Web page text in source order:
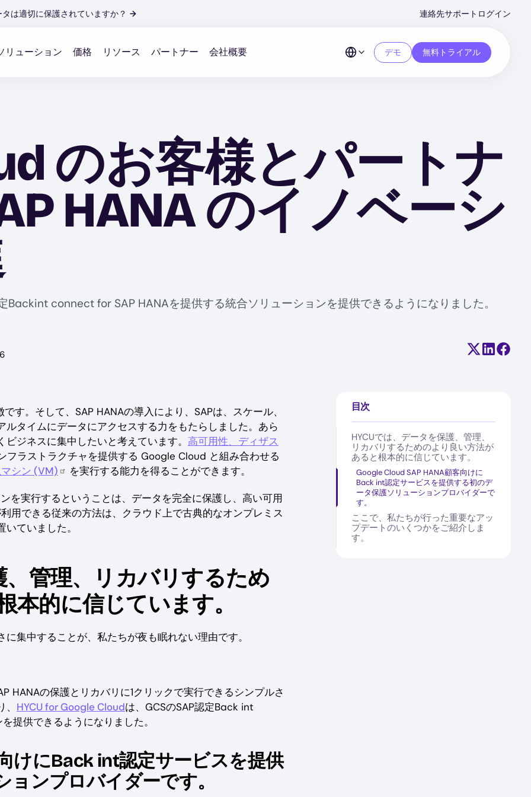
は適切に保護されていますか？ →
Menu
連絡先サポート ログイン
リューション 価格 リソース パートナー 会社概要 デモ 無料トライアル
のお客様とパートナ
HANA のイノベーシ
Backint connect for SAP HANAを提供する統合ソリューションを提供できるようになりました。
Share on X
Share
す。そして、SAP HANAの導入により、SAPは、スケール、
タイムにデータにアクセスする力をもたらしました。あら
ジネスに集中したいと考えています。 高可用性、ディザス
フラストラクチャを提供する Google Cloud と組み合わせる
シン (VM)
を実行する能力を得ることができます。
を実行するということは、データを完全に保護し、高い可用
用できる従来の方法は、クラウド上で古典的なオンプレミス
ていました。
管理、リカバリするため
的に信じています。
集中することが、私たちが夜も眠れない理由です。
HANAの保護とリカバリに1クリックで実行できるシンプルさ
HYCU for Google Cloudは、GCSのSAP認定Back int
提供できるようになりました。
けにBack int認定サービスを提供
ンプロバイダーです。
目次
HYCUでは、データを保護、管理、
リカバリするためのより良い方法が
あると根本的に信じています。
Google Cloud SAP HANA顧客向けに
Back int認定サービスを提供する初のデ
ータ保護ソリューションプロバイダーで
す。
ここで、私たちが行った重要なアッ
プデートのいくつかをご紹介しま
す。